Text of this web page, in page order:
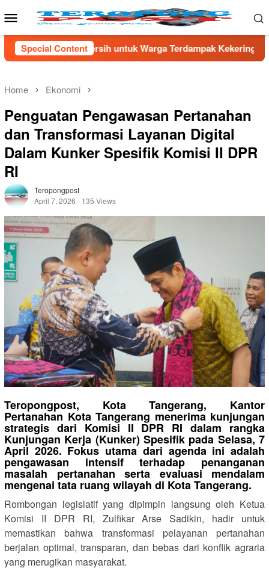
to
Mobile
Menu
Special Content
Warga Terdampak Kekeringan di Kecamatan Kronjo
Home Ekonomi
Penguatan Pengawasan Pertanahan
dan Transformasi Layanan Digital
Dalam Kunker Spesifik Komisi II DPR
RI
Teropongpost
April 7, 2026
135 Views
Teropongpost, Kota Tangerang, Kantor
Pertanahan Kota Tangerang menerima kunjungan
strategis dari Komisi II DPR RI dalam rangka
Kunjungan Kerja (Kunker) Spesifik pada Selasa, 7
April 2026. Fokus utama dari agenda ini adalah
pengawasan intensif terhadap penanganan
masalah pertanahan serta evaluasi mendalam
mengenai tata ruang wilayah di Kota Tangerang.
Rombongan legislatif yang dipimpin langsung oleh Ketua
Komisi II DPR RI, Zulfikar Arse Sadikin, hadir untuk
memastikan bahwa transformasi pelayanan pertanahan
berjalan optimal, transparan, dan bebas dari konflik agraria
yang merugikan masyarakat.